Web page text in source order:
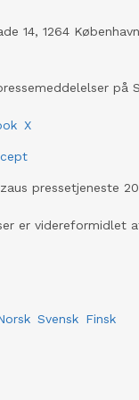
14, 1264
på
X
pressetjeneste
er videreformidlet
Svensk Finsk